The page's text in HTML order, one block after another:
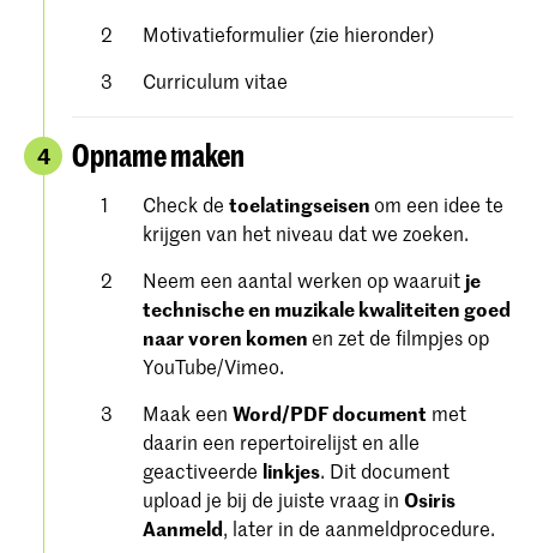
Motivatieformulier (zie hieronder)
Curriculum vitae
4 Opname maken
Check detoelatingseisenom een ​​idee te
krijgen van het niveau dat we zoeken.
Neem een aantal werken op waaruit je
technische en muzikale kwaliteiten goed
naar voren komenen zet de filmpjes op
YouTube/Vimeo.
Maak eenWord/PDF document met
daarin een repertoirelijst en alle
geactiveerde linkjes. Dit document
upload je bij de juiste vraag inOsiris
Aanmeld, later in de aanmeldprocedure.